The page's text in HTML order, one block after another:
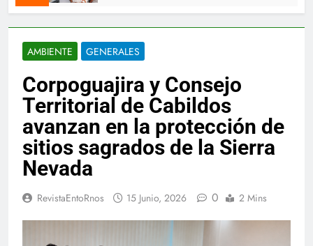
AMBIENTE GENERALES
Corpoguajira y Consejo
Territorial de Cabildos
avanzan en la protección de
sitios sagrados de la Sierra
Nevada
RevistaEntoRnos 15 Junio, 2026 0 2 Mins